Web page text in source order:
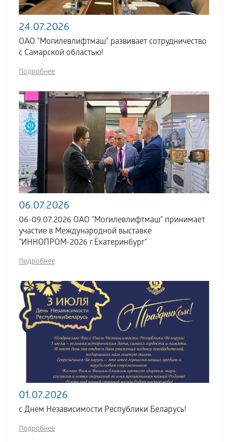
24.07.2026
ОАО "Могилевлифтмаш" развивает сотрудничество
с Самарской областью!
Подробнее
06.07.2026
06-09.07.2026 ОАО "Могилевлифтмаш" принимает
участие в Международной выставке
"ИННОПРОМ-2026 г.Екатеринбург"
Подробнее
01.07.2026
с Днем Независимости Республики Беларусь!
Подробнее